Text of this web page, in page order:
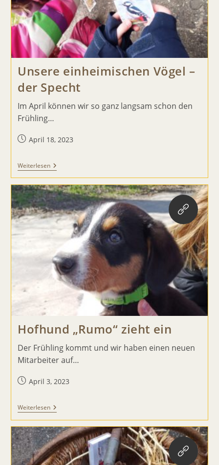
Unsere einheimischen Vögel –
der Specht
Im April können wir so ganz langsam schon den
Frühling…
BeitragApril 18, 2023
WeiterlesenUnsere
Einheimischen
Vögel
–
Der
Specht
Hofhund „Rumo“ zieht ein
Der Frühling kommt und wir haben einen neuen
Mitarbeiter auf…
BeitragApril 3, 2023
WeiterlesenHofhund
„Rumo“
Zieht
Ein